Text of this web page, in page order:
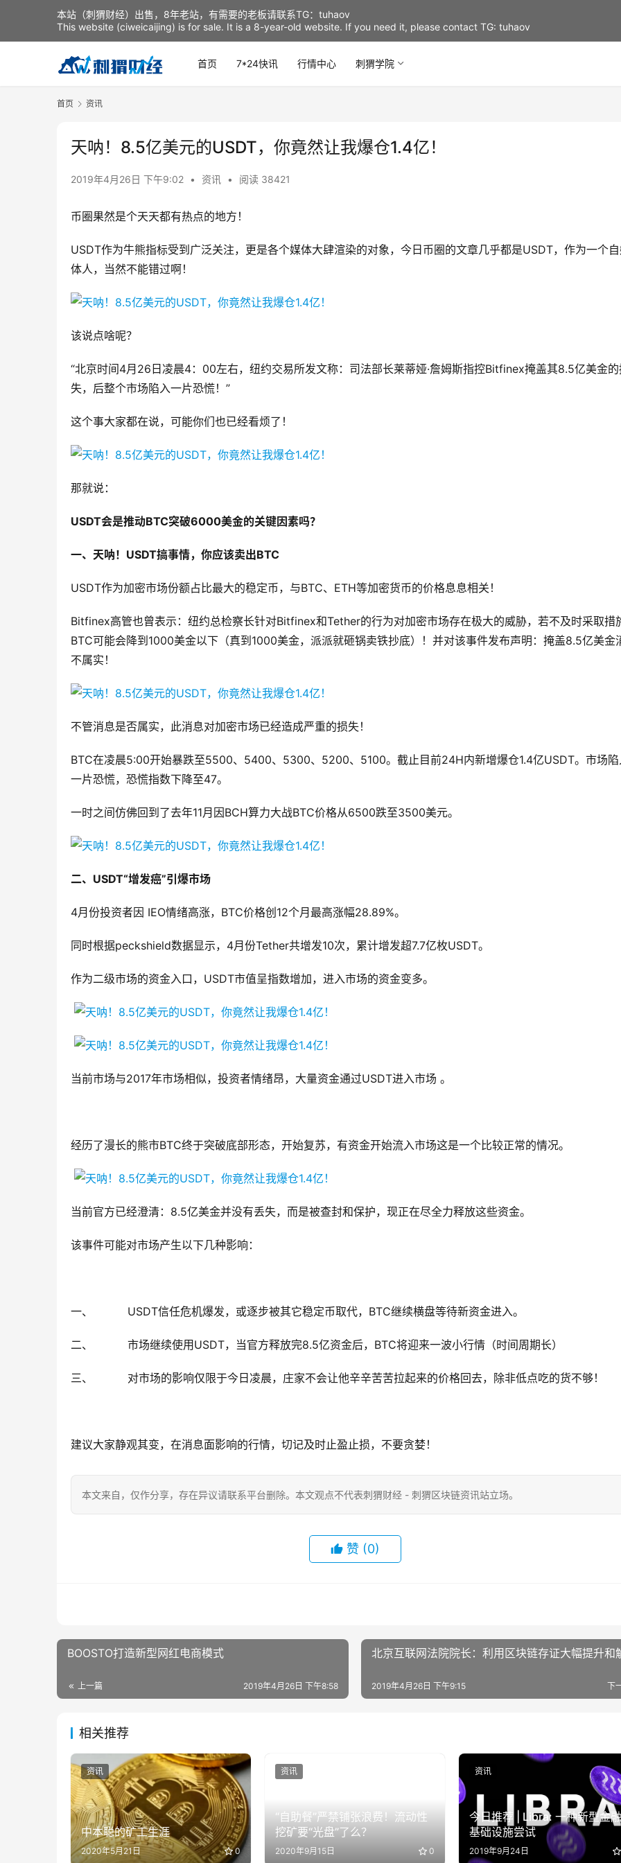
首页 7*24快讯 行情中心 刺猬学院
首页 资讯
天呐！8.5亿美元的USDT，你竟然让我爆仓1.4亿！
2019年4月26日 下午9:02 • 资讯 • 阅读 38421
币圈果然是个天天都有热点的地方！
USDT作为牛熊指标受到广泛关注，更是各个媒体大肆渲染的对象，今日币圈的文章几乎都是USDT，作为一个
体人，当然不能错过啊！
该说点啥呢？
“北京时间4月26日凌晨4：00左右，纽约交易所发文称：司法部长莱蒂娅·詹姆斯指控Bitfinex掩盖其8.5亿美金的
失，后整个市场陷入一片恐慌！”
这个事大家都在说，可能你们也已经看烦了！
那就说：
USDT会是推动BTC突破6000美金的关键因素吗？
一、天呐！USDT搞事情，你应该卖出BTC
USDT作为加密市场份额占比最大的稳定币，与BTC、ETH等加密货币的价格息息相关！
Bitfinex高管也曾表示：纽约总检察长针对Bitfinex和Tether的行为对加密市场存在极大的威胁，若不及时采取措
BTC可能会降到1000美金以下（真到1000美金，派派就砸锅卖铁抄底）！并对该事件发布声明：掩盖8.5亿美金
不属实！
不管消息是否属实，此消息对加密市场已经造成严重的损失！
BTC在凌晨5:00开始暴跌至5500、5400、5300、5200、5100。截止目前24H内新增爆仓1.4亿USDT。市场陷
一片恐慌，恐慌指数下降至47。
一时之间仿佛回到了去年11月因BCH算力大战BTC价格从6500跌至3500美元。
二、USDT“增发癌”引爆市场
4月份投资者因 IEO情绪高涨，BTC价格创12个月最高涨幅28.89%。
同时根据peckshield数据显示，4月份Tether共增发10次，累计增发超7.7亿枚USDT。
作为二级市场的资金入口，USDT市值呈指数增加，进入市场的资金变多。
当前市场与2017年市场相似，投资者情绪昂，大量资金通过USDT进入市场 。
经历了漫长的熊市BTC终于突破底部形态，开始复苏，有资金开始流入市场这是一个比较正常的情况。
当前官方已经澄清：8.5亿美金并没有丢失，而是被查封和保护，现正在尽全力释放这些资金。
该事件可能对市场产生以下几种影响：
一、 USDT信任危机爆发，或逐步被其它稳定币取代，BTC继续横盘等待新资金进入。
二、 市场继续使用USDT，当官方释放完8.5亿资金后，BTC将迎来一波小行情（时间周期长）
三、 对市场的影响仅限于今日凌晨，庄家不会让他辛辛苦苦拉起来的价格回去，除非低点吃的货不够！
建议大家静观其变，在消息面影响的行情，切记及时止盈止损，不要贪婪！
本文来自 ，仅作分享，存在异议请联系平台删除。本文观点不代表刺猬财经 - 刺猬区块链资讯站立场。
赞 (0)
BOOSTO打造新型网红电商模式
上一篇 2019年4月26日 下午8:58
北京互联网法院院长：利用区块链存证大幅提升和
下
2019年4月26日 下午9:15
相关推荐
中本聪的矿工生涯
2020年5月21日 0
资讯
“自助餐”严禁铺张浪费！流动性
挖矿要“光盘”了么？
2020年9月15日 0
资讯
今日推荐 | Libra: 一种新型金融
基础设施尝试
2019年9月24日
资讯
本站（刺猬财经）出售，8年老站，有需要的老板请联系TG：tuhaov
This website (ciweicaijing) is for sale. It is a 8-year-old website. If you need it, please contact TG: tuhaov